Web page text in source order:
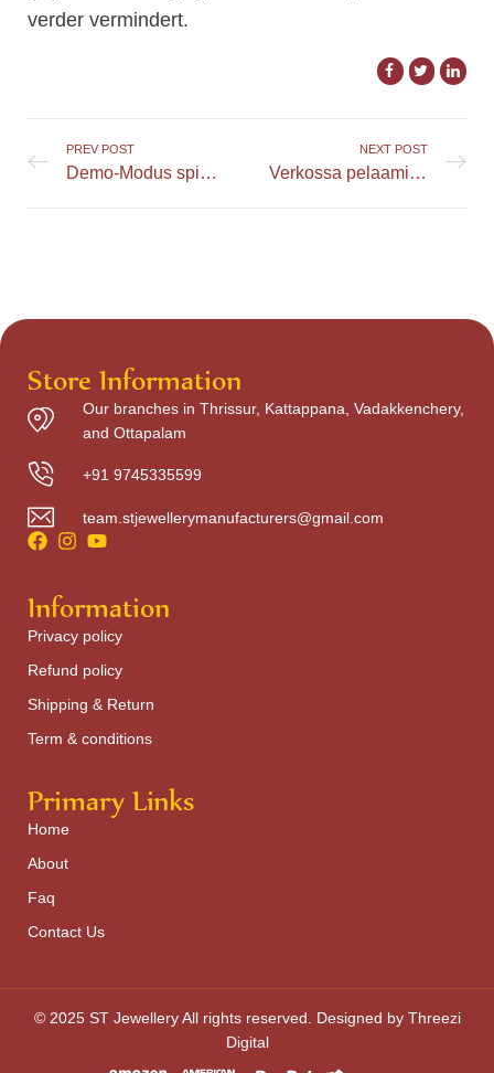
verder vermindert.
PREV POST
Demo-Modus spielen: Vorteile und Chancen für Gamer entdecken
NEXT POST
Verkossa pelaamisen oikeudelliset asiat ja säädökset kasinoilla
Store Information
Our branches in Thrissur, Kattappana, Vadakkenchery,
and Ottapalam
+91 9745335599
team.stjewellerymanufacturers@gmail.com
Information
Privacy policy
Refund policy
Shipping & Return
Term & conditions
Primary Links
Home
About
Faq
Contact Us
© 2025 ST Jewellery All rights reserved. Designed by Threezi
Digital